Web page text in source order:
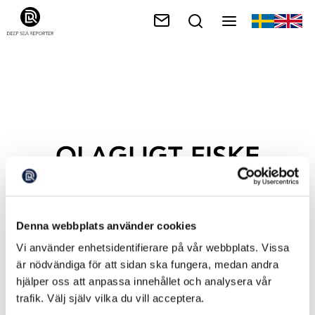
Denna webbplats använder cookies
Vi använder enhetsidentifierare på vår webbplats. Vissa
är nödvändiga för att sidan ska fungera, medan andra
hjälper oss att anpassa innehållet och analysera vår
trafik. Välj själv vilka du vill acceptera.
OLAGLIGT FISKE